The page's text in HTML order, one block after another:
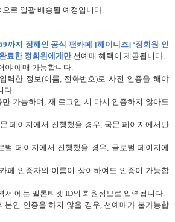
으로 일괄 배송될 예정입니다.
까지 정해인 공식 팬카페 [해이니즈] ‘정회원 인
료한 정회원에게만 선예매 혜택이 제공됩니다.
야 예매 가능합니다.
력한 정보(이름, 전화번호)로 사전 인증을 해야
다.
만 가능하며, 재 로그인 시 다시 인증하지 않아도
페이지에서 진행했을 경우, 국문 페이지에서만
벌 페이지에서 진행했을 경우, 글로벌 페이지에
페 인증자의 이름이 상이하여도 인증이 가능합
서 에는 멜론티켓 ID의 회원정보로 입력됩니다.
본인 인증을 하지 않을 경우, 선예매가 불가능합